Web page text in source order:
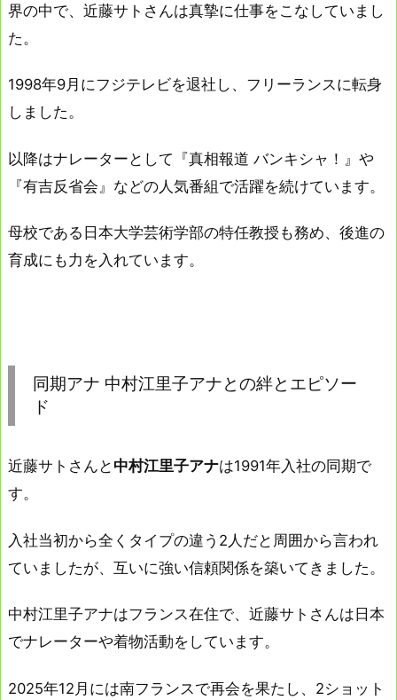
界の中で、近藤サトさんは真摯に仕事をこなしていまし
た。
1998年9月にフジテレビを退社し、フリーランスに転身
しました。
以降はナレーターとして『真相報道 バンキシャ！』や
『有吉反省会』などの人気番組で活躍を続けています。
母校である日本大学芸術学部の特任教授も務め、後進の
育成にも力を入れています。
同期アナ 中村江里子アナとの絆とエピソー
ド
近藤サトさんと 中村江里子アナは1991年入社の同期で
す。
入社当初から全くタイプの違う2人だと周囲から言われ
ていましたが、互いに強い信頼関係を築いてきました。
中村江里子アナはフランス在住で、近藤サトさんは日本
でナレーターや着物活動をしています。
2025年12月には南フランスで再会を果たし、2ショット